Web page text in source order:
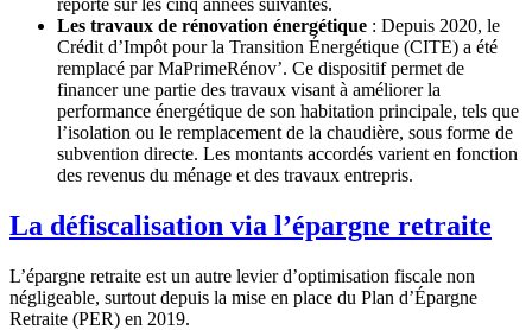
Les travaux de rénovation énergétique : Depuis 2020, le
Crédit d’Impôt pour la Transition Énergétique (CITE) a été
remplacé par MaPrimeRénov’. Ce dispositif permet de
financer une partie des travaux visant à améliorer la
performance énergétique de son habitation principale, tels que
l’isolation ou le remplacement de la chaudière, sous forme de
subvention directe. Les montants accordés varient en fonction
des revenus du ménage et des travaux entrepris.
La défiscalisation via l’épargne retraite
L’épargne retraite est un autre levier d’optimisation fiscale non
négligeable, surtout depuis la mise en place du Plan d’Épargne
Retraite (PER) en 2019.